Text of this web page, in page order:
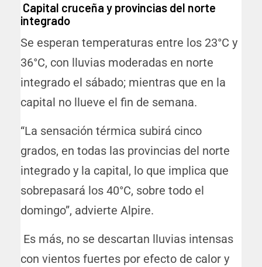
Capital cruceña y provincias del norte
integrado
Se esperan temperaturas entre los 23°C y
36°C, con lluvias moderadas en norte
integrado el sábado; mientras que en la
capital no llueve el fin de semana.
“La sensación térmica subirá cinco
grados, en todas las provincias del norte
integrado y la capital, lo que implica que
sobrepasará los 40°C, sobre todo el
domingo”, advierte Alpire.
Es más, no se descartan lluvias intensas
con vientos fuertes por efecto de calor y